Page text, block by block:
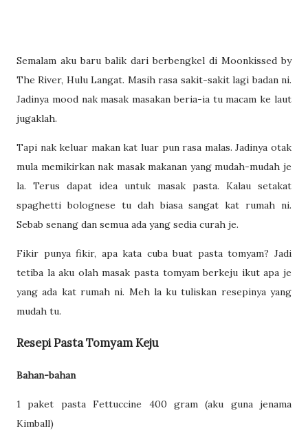
Semalam aku baru balik dari berbengkel di Moonkissed by
The River, Hulu Langat. Masih rasa sakit-sakit lagi badan ni.
Jadinya mood nak masak masakan beria-ia tu macam ke laut
jugaklah.
Tapi nak keluar makan kat luar pun rasa malas. Jadinya otak
mula memikirkan nak masak makanan yang mudah-mudah je
la. Terus dapat idea untuk masak pasta. Kalau setakat
spaghetti bolognese tu dah biasa sangat kat rumah ni.
Sebab senang dan semua ada yang sedia curah je.
Fikir punya fikir, apa kata cuba buat pasta tomyam? Jadi
tetiba la aku olah masak pasta tomyam berkeju ikut apa je
yang ada kat rumah ni. Meh la ku tuliskan resepinya yang
mudah tu.
Resepi Pasta Tomyam Keju
Bahan-bahan
1 paket pasta Fettuccine 400 gram (aku guna jenama
Kimball)